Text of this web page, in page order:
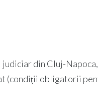
din Cluj-
obligatorii